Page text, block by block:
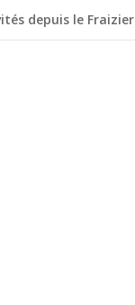
depuis le Fraizier